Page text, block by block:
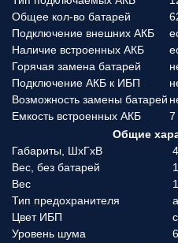
Общее кол-во батарей
Подключение внешних АКБ
Наличие встроенных АКБ
Горячая замена батарей
Подключение АКБ к ИБП
Возможность замены батарей
Емкость встроенных АКБ
7
Общие
Габариты, ШхГхВ
Вес, без батарей
Вес
Тип предохранителя
Цвет ИБП
Уровень шума